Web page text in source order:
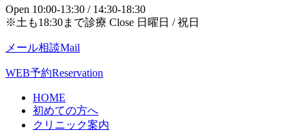
Open 10:00-13:30 / 14:30-18:30
※土も18:30まで診療 Close 日曜日 / 祝日
メール相談Mail
WEB予約Reservation
HOME
初めての方へ
クリニック案内